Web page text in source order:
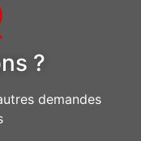
?
demandes